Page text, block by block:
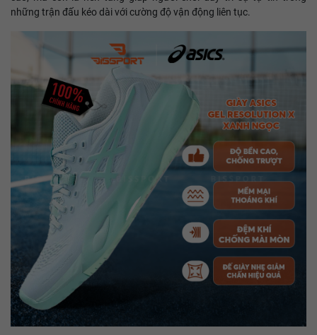
những trận đấu kéo dài với cường độ vận động liên tục.